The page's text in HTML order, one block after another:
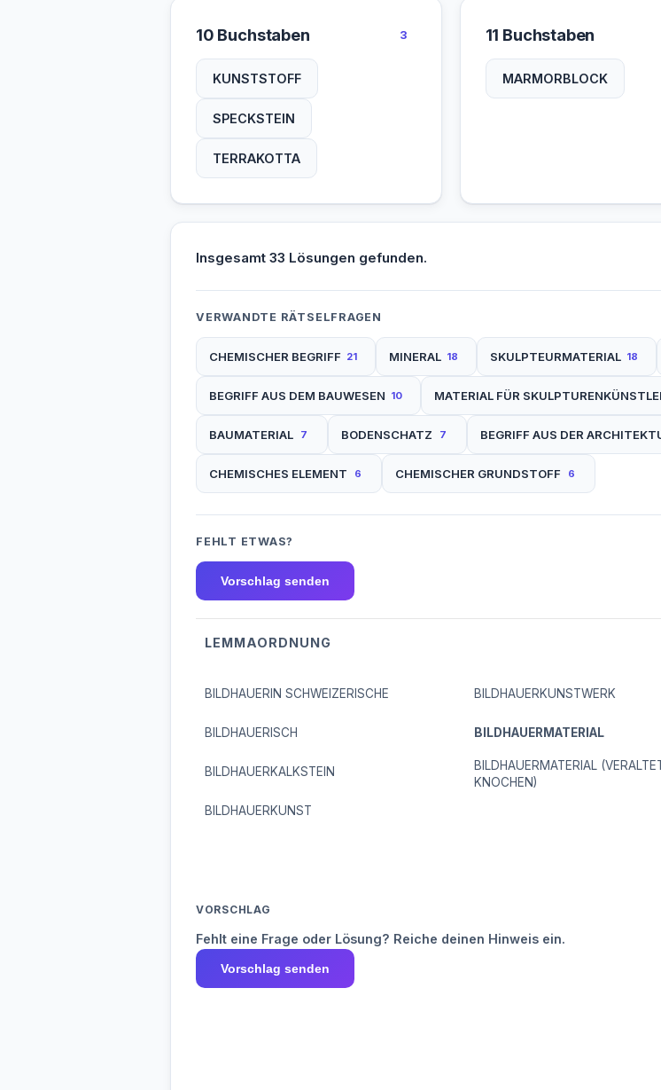
10 Buchstaben 3
KUNSTSTOFF
SPECKSTEIN
TERRAKOTTA
11 Buchstaben
MARMORBLOCK
Insgesamt 33 Lösungen gefunden.
VERWANDTE RÄTSELFRAGEN
CHEMISCHER BEGRIFF 21 MINERAL 18 SKULPTEURMATERIAL 18
BEGRIFF AUS DEM BAUWESEN 10 MATERIAL FÜR
BAUMATERIAL 7 BODENSCHATZ 7 BEGRIFF AUS DER
CHEMISCHES ELEMENT 6 CHEMISCHER GRUNDSTOFF 6
FEHLT ETWAS?
Vorschlag senden
LEMMAORDNUNG
BILDHAUERIN SCHWEIZERISCHE
BILDHAUERISCH
BILDHAUERKALKSTEIN
BILDHAUERKUNST
BILDHAUERKUNSTWERK
BILDHAUERMATERIAL
BILDHAUERMATERIAL
KNOCHEN)
VORSCHLAG
Fehlt eine Frage oder Lösung? Reiche deinen Hinweis ein.
Vorschlag senden